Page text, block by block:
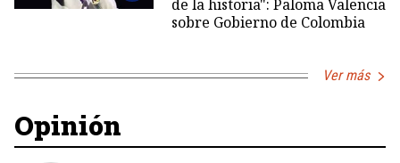
de la historia": Paloma Valencia
sobre Gobierno de Colombia
Ver más
Opinión